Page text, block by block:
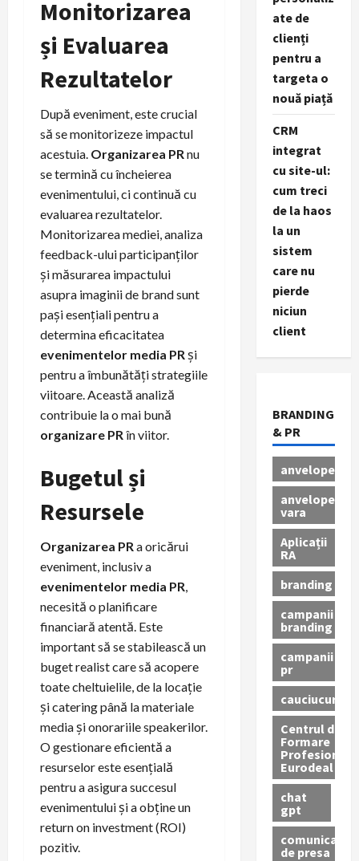
Monitorizarea
și Evaluarea
Rezultatelor
După eveniment, este crucial
să se monitorizeze impactul
acestuia. Organizarea PR nu
se termină cu încheierea
evenimentului, ci continuă cu
evaluarea rezultatelor.
Monitorizarea mediei, analiza
feedback-ului participanților
și măsurarea impactului
asupra imaginii de brand sunt
pași esențiali pentru a
determina eficacitatea
evenimentelor media PR și
pentru a îmbunătăți strategiile
viitoare. Această analiză
contribuie la o mai bună
organizare PR în viitor.
Bugetul și
Resursele
Organizarea PR a oricărui
eveniment, inclusiv a
evenimentelor media PR
necesită o planificare
financiară atentă. Este
important să se stabilească un
buget realist care să acopere
toate cheltuielile, de la locație
și catering până la materiale
media și onorariile speakerilor.
O gestionare eficientă a
resurselor este esențială
pentru a asigura succesul
evenimentului și a obține un
return on investment (ROI)
pozitiv.
ate de
clienți
pentru a
targeta o
nouă piață
CRM
integrat
cu site-ul:
cum treci
de la haos
la un
sistem
care nu
pierde
niciun
client
BRANDING
& PR
anvelope
anvelope
vara
Aplicații
RA
branding
campanii
branding
campanii
pr
cauciucuri
Centrul de
Formare
Profesionala
Eurodeal
chat
gpt
comunicat
de presa